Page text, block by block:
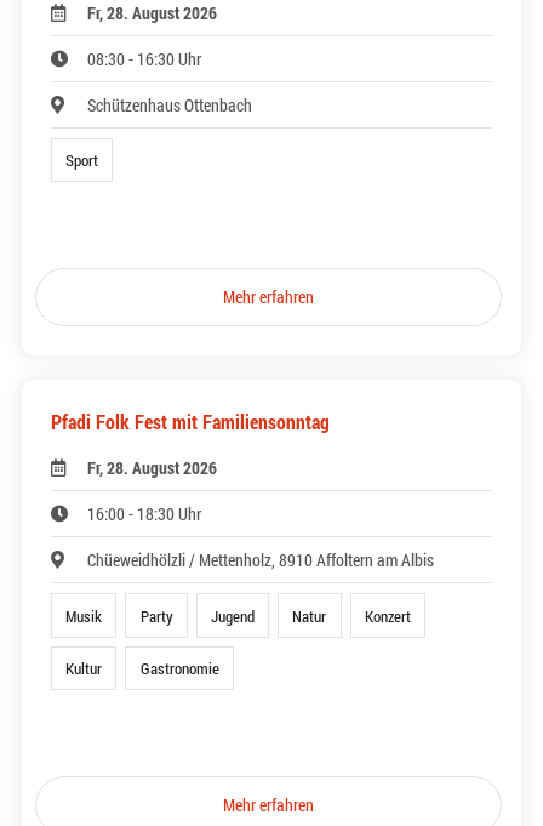
Fr, 28. August 2026
08:30 - 16:30 Uhr
Schützenhaus Ottenbach
Sport
Mehr erfahren
Pfadi Folk Fest mit Familiensonntag
Fr, 28. August 2026
16:00 - 18:30 Uhr
Chüeweidhölzli / Mettenholz, 8910 Affoltern am Albis
Musik Party Jugend Natur Konzert
Kultur Gastronomie
Mehr erfahren